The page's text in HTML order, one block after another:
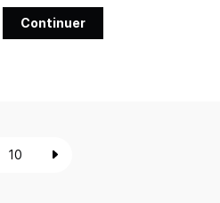
Continuer
10